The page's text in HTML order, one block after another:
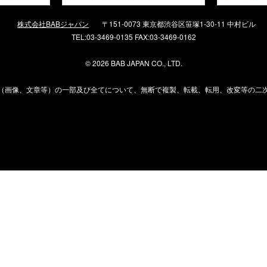
株式会社BABジャパン
〒151-0073 東京都渋谷区笹塚1-30-11 中村ビル
TEL:03-3469-0135 FAX:03-3469-0162
©2026 BAB JAPAN CO., LTD.
画像、文章等）の一部及び全てについて、無断で複製、転載、転用、改変等の二